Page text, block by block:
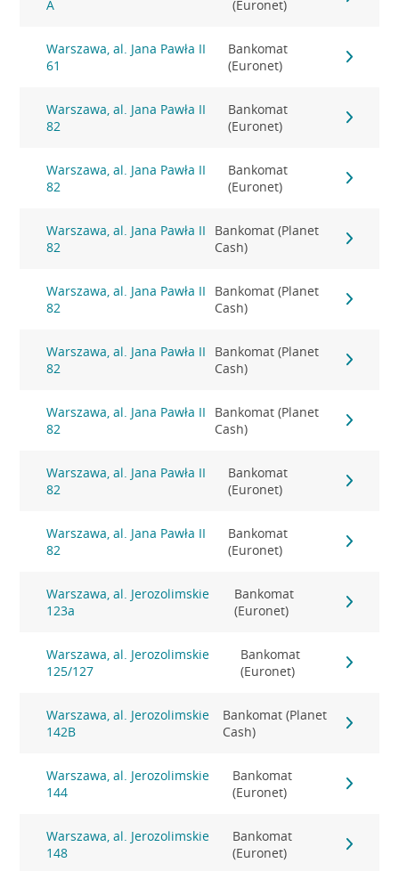
A (Euronet)
Warszawa, al. Jana Pawła II
61
Bankomat
(Euronet)
Warszawa, al. Jana Pawła II
82
Bankomat
(Euronet)
Warszawa, al. Jana Pawła II
82
Bankomat
(Euronet)
Warszawa, al. Jana Pawła II
82
Bankomat (Planet
Cash)
Warszawa, al. Jana Pawła II
82
Bankomat (Planet
Cash)
Warszawa, al. Jana Pawła II
82
Bankomat (Planet
Cash)
Warszawa, al. Jana Pawła II
82
Bankomat (Planet
Cash)
Warszawa, al. Jana Pawła II
82
Bankomat
(Euronet)
Warszawa, al. Jana Pawła II
82
Bankomat
(Euronet)
Warszawa, al. Jerozolimskie
123a
Bankomat
(Euronet)
Warszawa, al. Jerozolimskie
125/127
Bankomat
(Euronet)
Warszawa, al. Jerozolimskie
142B
Bankomat (Planet
Cash)
Warszawa, al. Jerozolimskie
144
Bankomat
(Euronet)
Warszawa, al. Jerozolimskie
148
Bankomat
(Euronet)